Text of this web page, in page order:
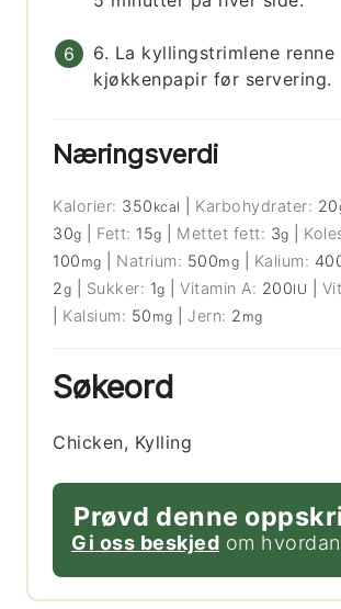
6. La kyllingstrimlene renne
kjøkkenpapir før servering.
Næringsverdi
Kalorier: 350 kcal Karbohydrater: 20
30g Fett: 15g Mettet fett: 3g
100 mg Natrium: 500mg Kalium:
2g Sukker: 1g |Vitamin A: 200IU
Kalsium: 50 mg |Jern: 2 mg
Søkeord
Chicken, Kylling
Prøvd denne
Gi oss beskjed om